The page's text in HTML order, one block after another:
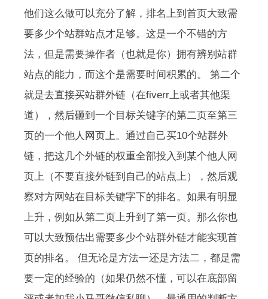
他们这么做可以充分了解，排名上到首页大致需
要多少个站群站点才足够。这是一个不错的方
法，但是需要操作者（也就是你）拥有辨别站群
站点的能力，而这个是需要时间积累的。 第二个
就是去直接买站群外链（在fiverr上或者其他渠
道），然后砸到一个目标关键字的第二页至第三
页的一个他人网页上。通过自己买10个站群外
链，把这几个外链的权重全部投入到某个他人网
页上（不要直接外链到自己的站点上），然后观
察对方网站在目标关键字下的排名。如果有明显
上升，例如从第二页上升到了第一页。那么你也
可以大致预估出需要多少个站群外链才能实现首
页的排名。 但无论是方法一还是方法二，都是需
要一定的经验的（如果仍然不懂，可以在底部留